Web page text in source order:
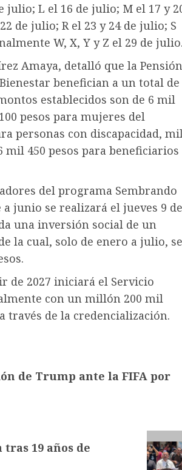
julio; L el 16 de julio; M el 17 y
de julio; R el 23 y 24 de julio; S
W, X, Y y Z el 29 de julio.
Amaya, detalló que la Pensión
benefician a un total de
establecidos son de 6 mil
pesos para mujeres del
personas con discapacidad,
mil 450 pesos para beneficiarios
del programa Sembrando
junio se realizará el jueves 9 de
una inversión social de un
la cual, solo de enero a julio, se
de 2027 iniciará el Servicio
con un millón 200 mil
través de la credencialización.
de Trump ante la FIFA por
19 años de